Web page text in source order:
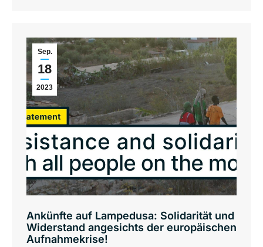
Sep.
18
2023
Ankünfte auf Lampedusa: Solidarität und
Widerstand angesichts der europäischen
Aufnahmekrise!